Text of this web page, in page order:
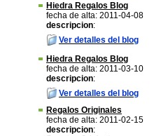
Hiedra Regalos Blog
fecha de alta: 2011-04-08
descripcion:
Ver detalles del blog
Hiedra Regalos Blog
fecha de alta: 2011-03-10
descripcion:
Ver detalles del blog
Regalos Originales
fecha de alta: 2011-02-15
descripcion: